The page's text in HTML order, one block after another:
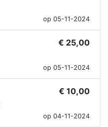
op 05-11-2024
€ 25,00
op 05-11-2024
€ 10,00
op 04-11-2024